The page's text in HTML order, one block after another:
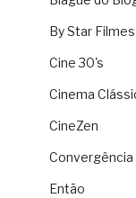
By Star Filmes
Cine 30's
Cinema
CineZen
Convergência
Então